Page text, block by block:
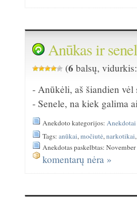
Anūkas ir
(6 balsų,
- Anūkėli, aš šiandien
- Senele, na kiek galima
Anekdoto kategorijos:
Tags:anūkai,močiutė,narkotikai
Anekdotas paskelbtas:
komentarų nėra »